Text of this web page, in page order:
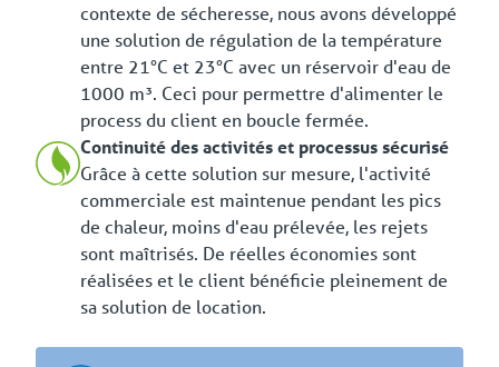
contexte de sécheresse, nous avons développé
une solution de régulation de la température
entre 21°C et 23°C avec un réservoir d'eau de
1000 m³. Ceci pour permettre d'alimenter le
process du client en boucle fermée.
Continuité des activités et processus sécurisé
Grâce à cette solution sur mesure, l'activité
commerciale est maintenue pendant les pics
de chaleur, moins d'eau prélevée, les rejets
sont maîtrisés. De réelles économies sont
réalisées et le client bénéficie pleinement de
sa solution de location.